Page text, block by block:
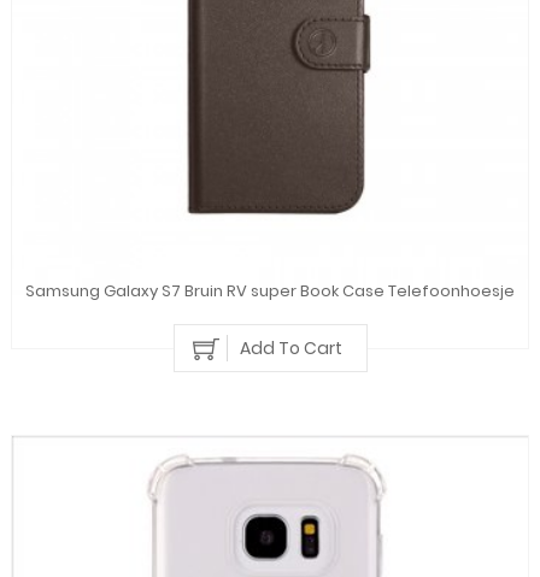
Samsung Galaxy S7 Bruin RV super Book Case Telefoonhoesje
Add To Cart